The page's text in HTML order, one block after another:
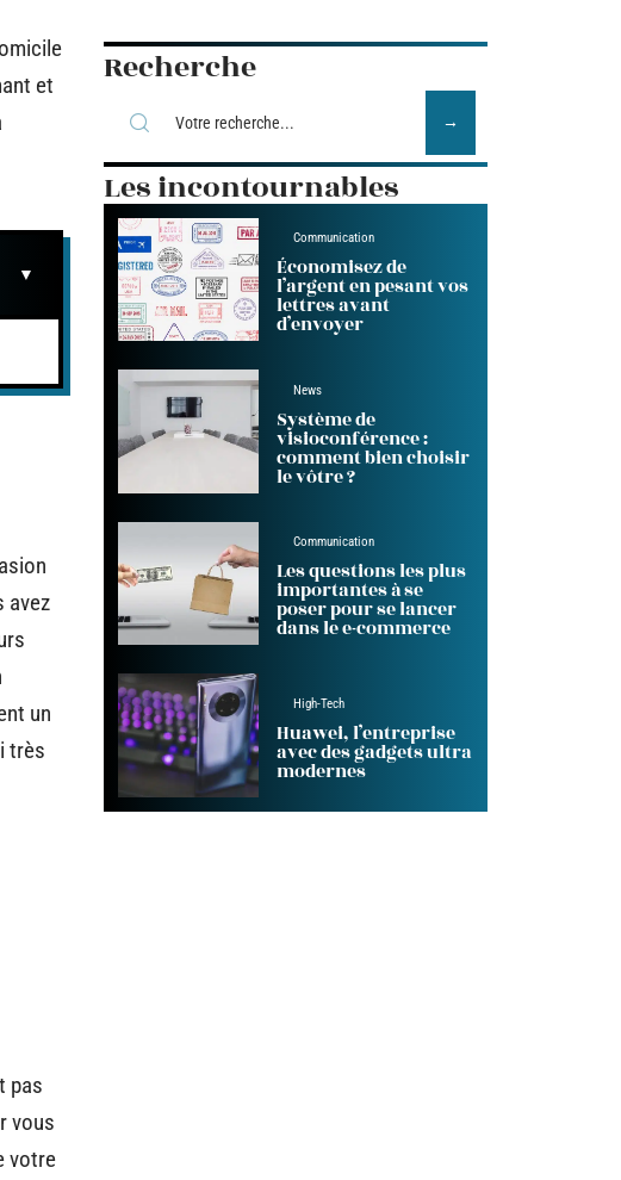
et
avez
un
très
pas
vous
votre
Recherche
Les incontournables
Communication
Économisez de
l’argent en pesant vos
lettres avant
d’envoyer
News
Système de
visioconférence :
comment bien choisir
le vôtre ?
Communication
Les questions les plus
importantes à se
poser pour se lancer
dans le e-commerce
High-Tech
Huawei, l’entreprise
avec des gadgets ultra
modernes